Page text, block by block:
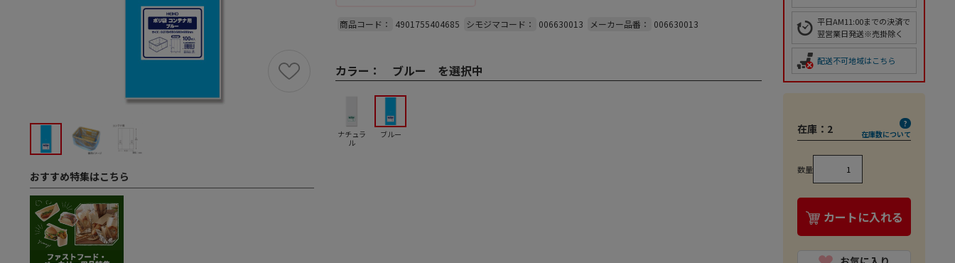
おすすめ特集はこちら
商品コード： 4901755404685 シモジマコード： 006630013 メーカー品番： 006630013
カラー： ブルー を選択中
ナチュラ
ル
ブルー
平日AM11:00までの決済で
翌営業日発送※売掛除く
配送不可地域はこちら
在庫： 2 在庫数について
数量
カートに入れる